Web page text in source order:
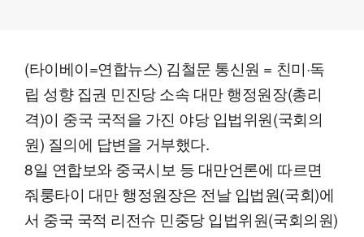
(타이베이=연합뉴스) 김철문 통신원 = 친미·독
립 성향 집권 민진당 소속 대만 행정원장(총리
격)이 중국 국적을 가진 야당 입법위원(국회의
원) 질의에 답변을 거부했다.
8일 연합보와 중국시보 등 대만언론에 따르면
줘룽타이 대만 행정원장은 전날 입법원(국회)에
서 중국 국적 리전슈 민중당 입법위원(국회의원)